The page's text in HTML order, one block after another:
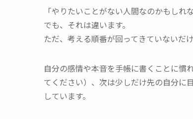
「やりたいことがない人間なのかもしれ
でも、それは違います。
ただ、考える順番が回ってきていないだけ
自分の感情や本音を手帳に書くことに慣
てください）、次は少しだけ先の自分に
しています。